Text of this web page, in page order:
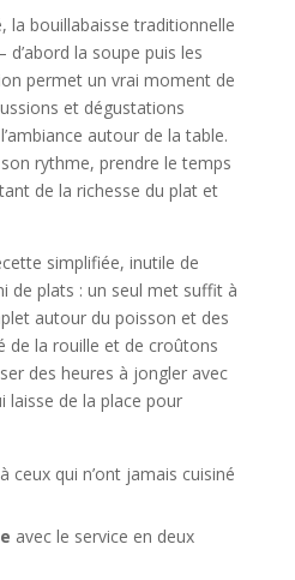
la bouillabaisse traditionnelle
la soupe puis les
permet un vrai moment de
et dégustations
autour de la table.
rythme, prendre le temps
de la richesse du plat et
simplifiée, inutile de
de plats : un seul met suffit à
autour du poisson et des
de la rouille et de croûtons
des heures à jongler avec
laisse de la place pour
ceux qui n’ont jamais cuisiné
avec le service en deux